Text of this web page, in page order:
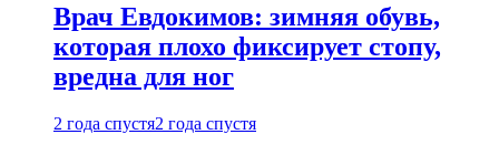
Врач Евдокимов: зимняя обувь,
которая плохо фиксирует стопу,
вредна для ног
2 года спустя2 года спустя